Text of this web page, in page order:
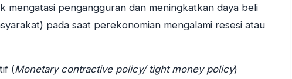
mengatasi pengangguran dan meningkatkan daya beli
pada saat perekonomian mengalami resesi atau
(Monetary contractive policy/ tight money policy)